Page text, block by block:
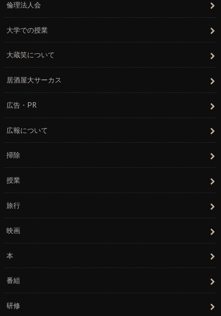
倫理法人会
大学での授業
大蔵笑について
居酒屋大サーカス
広告・PR
広報について
掃除
授業
旅行
映画
本
番組
研修